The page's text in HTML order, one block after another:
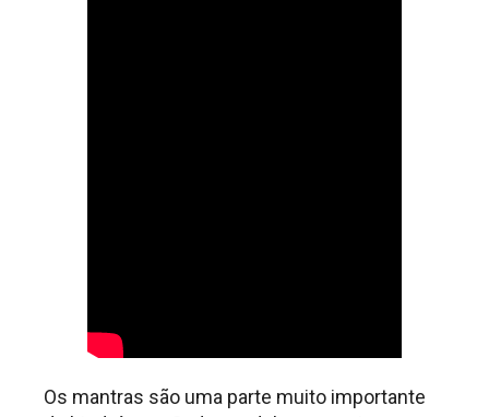
Os mantras são uma parte muito importante